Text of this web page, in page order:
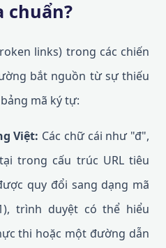
chuẩn?
links) trong các chiến
bắt nguồn từ sự thiếu
mã ký tự:
Việt: Các chữ cái như "đ",
trong cấu trúc URL tiêu
quy đổi sang dạng mã
trình duyệt có thể hiểu
thi hoặc một đường dẫn